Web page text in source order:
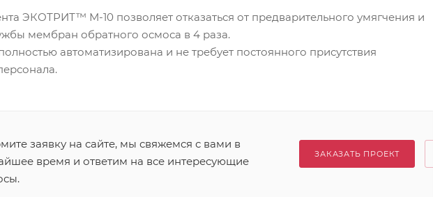
ЭКОТРИТ™ М-10 позволяет отказаться от предварительного умягчения и
мембран обратного осмоса в 4 раза.
автоматизирована и не требует постоянного присутствия
заявку на сайте, мы свяжемся с вами в
время и ответим на все интересующие
ЗАКАЗАТЬ ПРОЕКТ